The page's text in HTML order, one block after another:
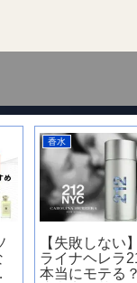
香水
【失敗しない
ライナヘレラ
本当にモテる